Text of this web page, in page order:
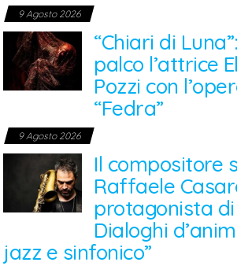
9 Agosto 2026
“Chiari di
palco l’attrice
Pozzi con
“Fedra”
9 Agosto 2026
Il compositore
Raffaele
protagonista di
Dialoghi
jazz e sinfonico”